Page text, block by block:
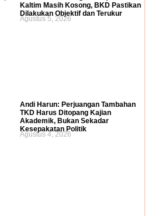
Kaltim Masih Kosong, BKD Pastikan
Dilakukan Objektif dan Terukur
Agustus 5, 2026
Andi Harun: Perjuangan Tambahan
TKD Harus Ditopang Kajian
Akademik, Bukan Sekadar
Kesepakatan Politik
Agustus 4, 2026